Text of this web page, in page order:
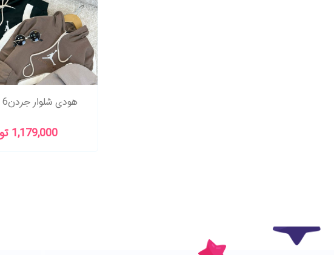
هودی شلوار جردن6 تا 15سال
1,179,000 تومان